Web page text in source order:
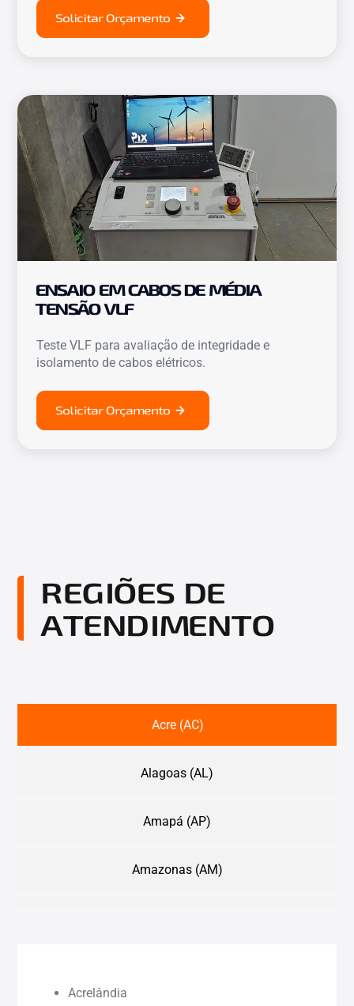
Solicitar Orçamento
ENSAIO EM CABOS DE MÉDIA
TENSÃO VLF
Teste VLF para avaliação de integridade e
isolamento de cabos elétricos.
Solicitar Orçamento
REGIÕES DE
ATENDIMENTO
Acre (AC)
Alagoas (AL)
Amapá (AP)
Amazonas (AM)
Acrelândia